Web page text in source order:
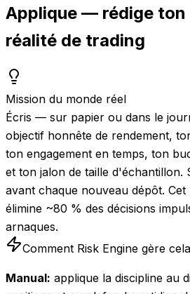
Applique — rédige
réalité de trading
Mission du monde réel
Écris — sur papier ou dans le
objectif honnête de rendement,
ton engagement en temps, ton
et ton jalon de taille d'échantillon.
avant chaque nouveau dépôt.
élimine ~80 % des décisions
arnaques.
Comment Risk Engine gère cela
Manual: applique la discipline au